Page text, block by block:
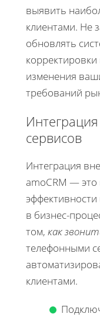
выявить
клиентами. Не
обновлять
изменения
требований
сервисов
Интеграция
amoCRM —
в бизнес-
том, как
телефонными
клиентами.